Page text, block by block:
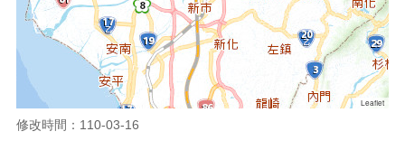
Leaflet
修改時間：110-03-16